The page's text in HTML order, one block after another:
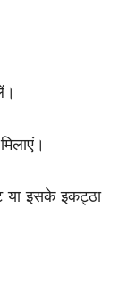
इसके इकट्ठा